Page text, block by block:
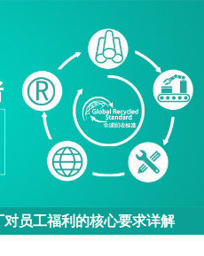
员工福利的核心要求详解